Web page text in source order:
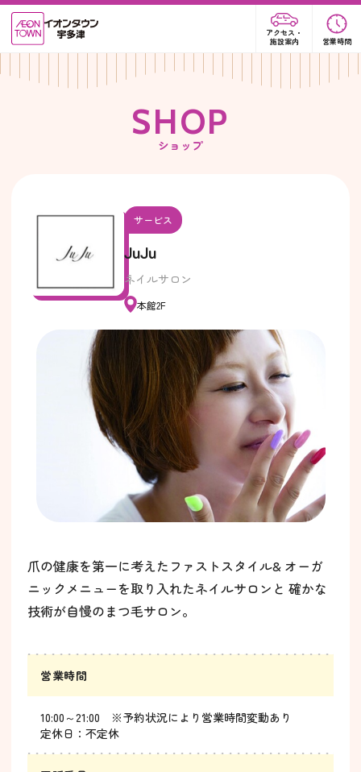
アクセス・
施設案内
営業時間
SHOP
ショップ
サービス
JuJu
ネイルサロン
本館2F
爪の健康を第一に考えたファストスタイル& オーガ
ニックメニューを取り入れたネイルサロンと 確かな
技術が自慢のまつ毛サロン。
営業時間
10:00～21:00 ※予約状況により営業時間変動あり
定休日：不定休